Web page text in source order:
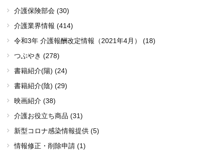
介護保険部会 (30)
介護業界情報 (414)
令和3年 介護報酬改定情報（2021年4月） (18)
つぶやき (278)
書籍紹介(陽) (24)
書籍紹介(陰) (29)
映画紹介 (38)
介護お役立ち商品 (31)
新型コロナ感染情報提供 (5)
情報修正・削除申請 (1)